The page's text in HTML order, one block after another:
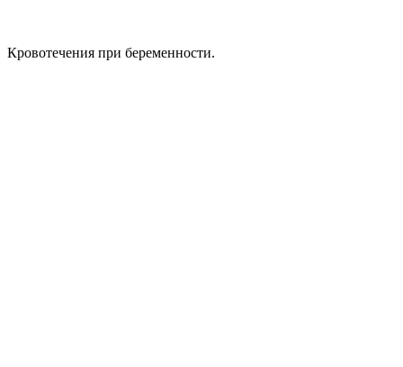
Кровотечения при беременности.